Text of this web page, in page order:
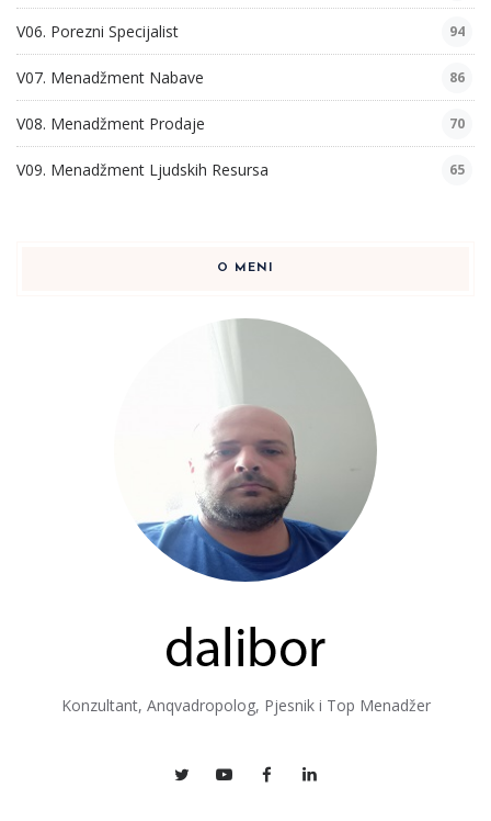
V06. Porezni Specijalist 94
V07. Menadžment Nabave 86
V08. Menadžment Prodaje 70
V09. Menadžment Ljudskih Resursa 65
O MENI
Konzultant, Anqvadropolog, Pjesnik i Top Menadžer